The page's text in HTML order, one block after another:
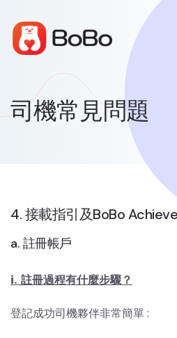
司機常見問題
4. 接載指引及BoBo
a. 註冊帳戶
i. 註冊過程有什麼步驟？
登記成功司機夥伴非常簡單 :